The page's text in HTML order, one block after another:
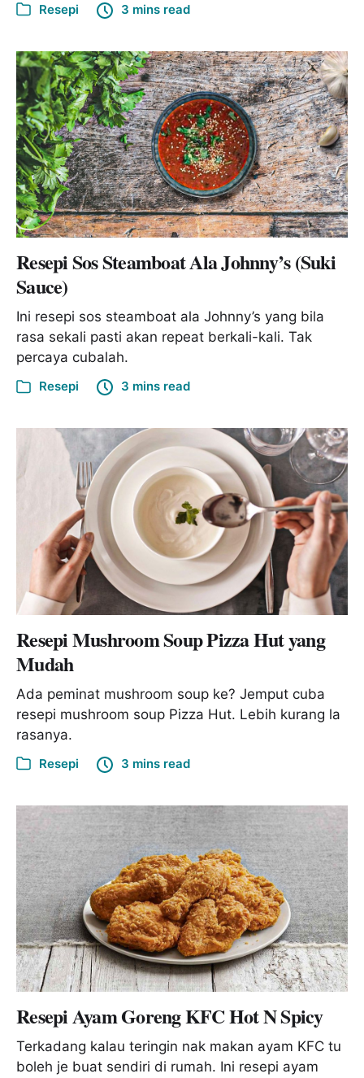
Resepi 3 mins read
Resepi Sos Steamboat Ala Johnny’s (Suki
Sauce)
Ini resepi sos steamboat ala Johnny’s yang bila
rasa sekali pasti akan repeat berkali-kali. Tak
percaya cubalah.
Resepi 3 mins read
Resepi Mushroom Soup Pizza Hut yang
Mudah
Ada peminat mushroom soup ke? Jemput cuba
resepi mushroom soup Pizza Hut. Lebih kurang la
rasanya.
Resepi 3 mins read
Resepi Ayam Goreng KFC Hot N Spicy
Terkadang kalau teringin nak makan ayam KFC tu
boleh je buat sendiri di rumah. Ini resepi ayam